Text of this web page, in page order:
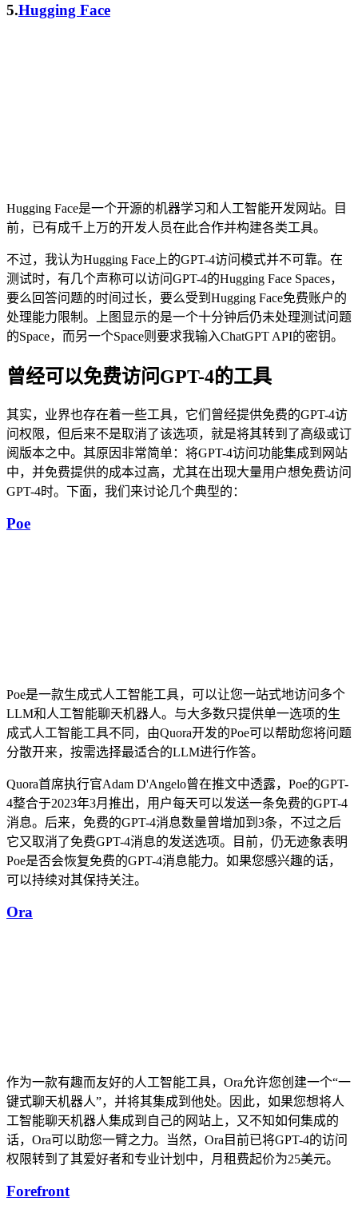
5.Hugging Face
Hugging Face是一个开源的机器学习和人工智能开发网站。目
前，已有成千上万的开发人员在此合作并构建各类工具。
不过，我认为Hugging Face上的GPT-4访问模式并不可靠。在
测试时，有几个声称可以访问GPT-4的Hugging Face Spaces，
要么回答问题的时间过长，要么受到Hugging Face免费账户的
处理能力限制。上图显示的是一个十分钟后仍未处理测试问题
的Space，而另一个Space则要求我输入ChatGPT API的密钥。
曾经可以免费访问GPT-4的工具
其实，业界也存在着一些工具，它们曾经提供免费的GPT-4访
问权限，但后来不是取消了该选项，就是将其转到了高级或订
阅版本之中。其原因非常简单：将GPT-4访问功能集成到网站
中，并免费提供的成本过高，尤其在出现大量用户想免费访问
GPT-4时。下面，我们来讨论几个典型的：
Poe
Poe是一款生成式人工智能工具，可以让您一站式地访问多个
LLM和人工智能聊天机器人。与大多数只提供单一选项的生
成式人工智能工具不同，由Quora开发的Poe可以帮助您将问题
分散开来，按需选择最适合的LLM进行作答。
Quora首席执行官Adam D'Angelo曾在推文中透露，Poe的GPT-
4整合于2023年3月推出，用户每天可以发送一条免费的GPT-4
消息。后来，免费的GPT-4消息数量曾增加到3条，不过之后
它又取消了免费GPT-4消息的发送选项。目前，仍无迹象表明
Poe是否会恢复免费的GPT-4消息能力。如果您感兴趣的话，
可以持续对其保持关注。
Ora
作为一款有趣而友好的人工智能工具，Ora允许您创建一个“一
键式聊天机器人”，并将其集成到他处。因此，如果您想将人
工智能聊天机器人集成到自己的网站上，又不知如何集成的
话，Ora可以助您一臂之力。当然，Ora目前已将GPT-4的访问
权限转到了其爱好者和专业计划中，月租费起价为25美元。
Forefront